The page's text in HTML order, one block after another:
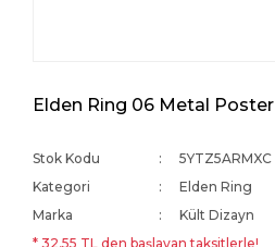
Elden Ring 06 Metal Poster
Stok Kodu
5YTZ5ARMXC
Kategori
Elden Ring
Marka
Kült Dizayn
* 32,55 TL den başlayan taksitlerle!